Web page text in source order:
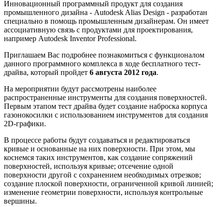
Инновационный программный продукт для создания
промышленного дизайна - Autodesk Alias Design - разработан
специально в помощь промышленным дизайнерам. Он имеет
ассоциативную связь с продуктами для проектирования,
например Autodesk Inventor Professional.
Приглашаем Вас подробнее познакомиться с функционалом
данного программного комплекса в ходе бесплатного тест-
драйва, который пройдет 6 августа 2012 года.
На мероприятии будут рассмотрены наиболее
распространенные инструменты для создания поверхностей.
Первым этапом тест драйва будет создание наброска корпуса
газонокосилки с использованием инструментов для создания
2D-графики.
В процессе работы будут создаваться и редактироваться
кривые и основанные на них поверхности. При этом, мы
коснемся таких инструментов, как создание сопряжений
поверхностей, используя кривые; отсечение одной
поверхности другой с сохранением необходимых отрезков;
создание плоской поверхности, ограниченной кривой линией;
изменение геометрии поверхности, используя контрольные
вершины.